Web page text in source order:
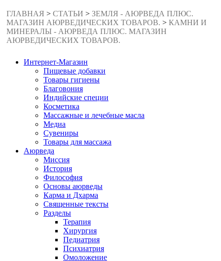
ГЛАВНАЯ > СТАТЬИ > ЗЕМЛЯ - АЮРВЕДА ПЛЮС.
МАГАЗИН АЮРВЕДИЧЕСКИХ ТОВАРОВ. > КАМНИ И
МИНЕРАЛЫ - АЮРВЕДА ПЛЮС. МАГАЗИН
АЮРВЕДИЧЕСКИХ ТОВАРОВ.
Интернет-Магазин
Пищевые добавки
Товары гигиены
Благовония
Индийские специи
Косметика
Массажные и лечебные масла
Медиа
Сувениры
Товары для массажа
Аюрведа
Миссия
История
Философия
Основы аюрведы
Карма и Дхарма
Священные тексты
Разделы
Терапия
Хирургия
Педиатрия
Психиатрия
Омоложение